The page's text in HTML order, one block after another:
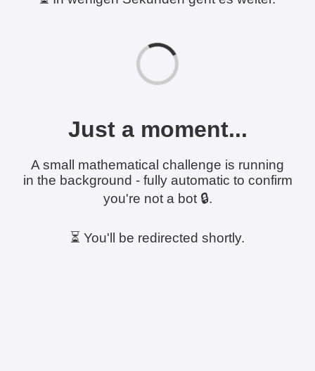
Just a moment...
A small mathematical challenge is running
in the background - fully automatic to confirm
you're not a bot 🔒.
⏳ You'll be redirected shortly.